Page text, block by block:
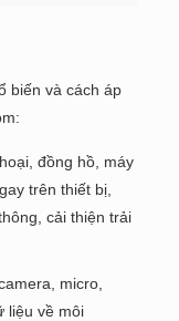
biến và cách áp
đồng hồ, máy
trên thiết bị,
cải thiện trải
micro,
liệu về môi